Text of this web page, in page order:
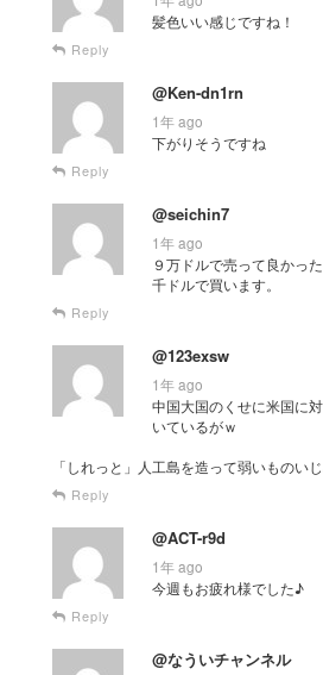
髪色いい感じですね！
Reply
@Ken-dn1rn
1年 ago
下がりそうですね
Reply
@seichin7
1年 ago
９万ドルで売って良かっ
千ドルで買います。
Reply
@123exsw
1年 ago
中国大国のくせに米国に
いているがｗ
「しれっと」人工島を造って弱いものい
Reply
@ACT-r9d
1年 ago
今週もお疲れ様でした♪
Reply
@なういチャンネル